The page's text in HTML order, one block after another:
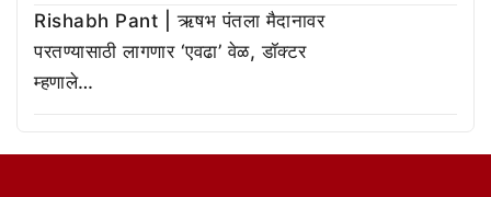
Rishabh Pant | ऋषभ पंतला मैदानावर
परतण्यासाठी लागणार ‘एवढा’ वेळ, डॉक्टर
म्हणाले…